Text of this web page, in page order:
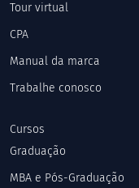
Tour virtual
CPA
Manual da marca
Trabalhe conosco
Cursos
Graduação
MBA e Pós-Graduação